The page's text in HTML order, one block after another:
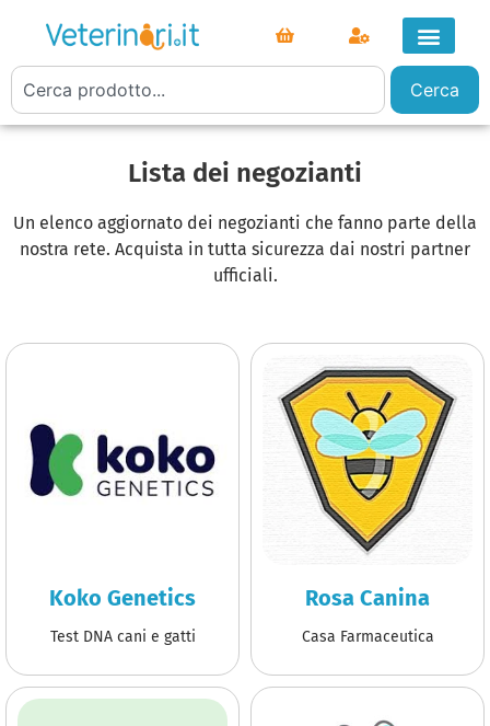
Cerca
Lista dei negozianti
Un elenco aggiornato dei negozianti che fanno parte della
nostra rete. Acquista in tutta sicurezza dai nostri partner
ufficiali.
Koko Genetics
Test DNA cani e gatti
Rosa Canina
Casa Farmaceutica